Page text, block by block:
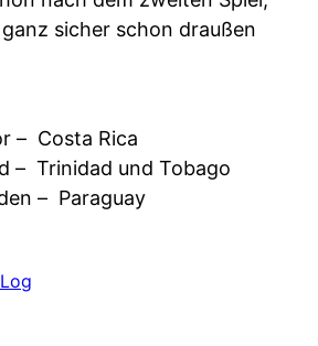
sicher schon draußen
– Costa Rica
– Trinidad und Tobago
– Paraguay